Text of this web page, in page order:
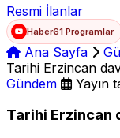
Resmi İlanlar
Haber61 Programlar
Ana Sayfa
Tarihi Erzincan
Gündem
Yayın
Tarihi Erzincan